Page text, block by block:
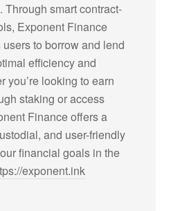
Through smart contract-
Exponent Finance
to borrow and lend
efficiency and
you’re looking to earn
staking or access
Finance offers a
and user-friendly
financial goals in the
exponent.ink